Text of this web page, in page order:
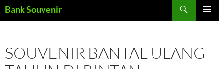
Bank Souvenir
SOUVENIR BANTAL ULANG